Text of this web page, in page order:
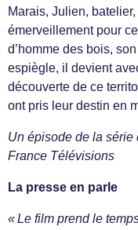
Marais, Julien,
émerveillement pour
d’homme des bois,
espiègle, il devient
découverte de ce
ont pris leur destin en
Un épisode de la
France Télévisions
La presse en parle
« Le film prend le